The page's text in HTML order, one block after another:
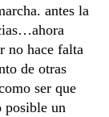
antes la
no hace falta
de otras
ser que
posible un